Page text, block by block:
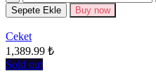
Seçenekler
seçilebilir
Sepete Ekle Buy now
Ceket
1,389.99 ₺
Sold out